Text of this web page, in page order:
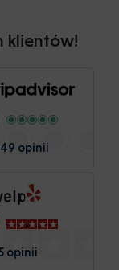
klientów!
opinii
opinii